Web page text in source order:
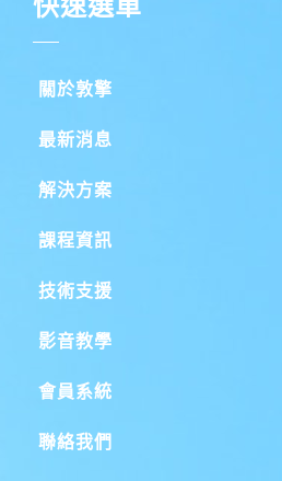
快速選單
關於敦擎
最新消息
解決方案
課程資訊
技術支援
影音教學
會員系統
聯絡我們